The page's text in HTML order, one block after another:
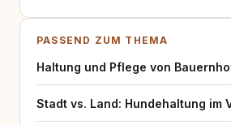
PASSEND ZUM THEMA
Haltung und Pflege von
Stadt vs. Land: Hundehaltung im